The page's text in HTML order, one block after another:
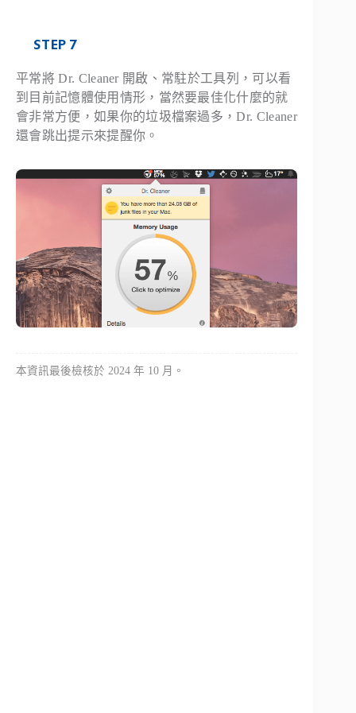
STEP 7
平常將 Dr. Cleaner 開啟、常駐於工具列，可以看
到目前記憶體使用情形，當然要最佳化什麼的就
會非常方便，如果你的垃圾檔案過多，Dr. Cleaner
還會跳出提示來提醒你。
本資訊最後檢核於 2024 年 10 月。